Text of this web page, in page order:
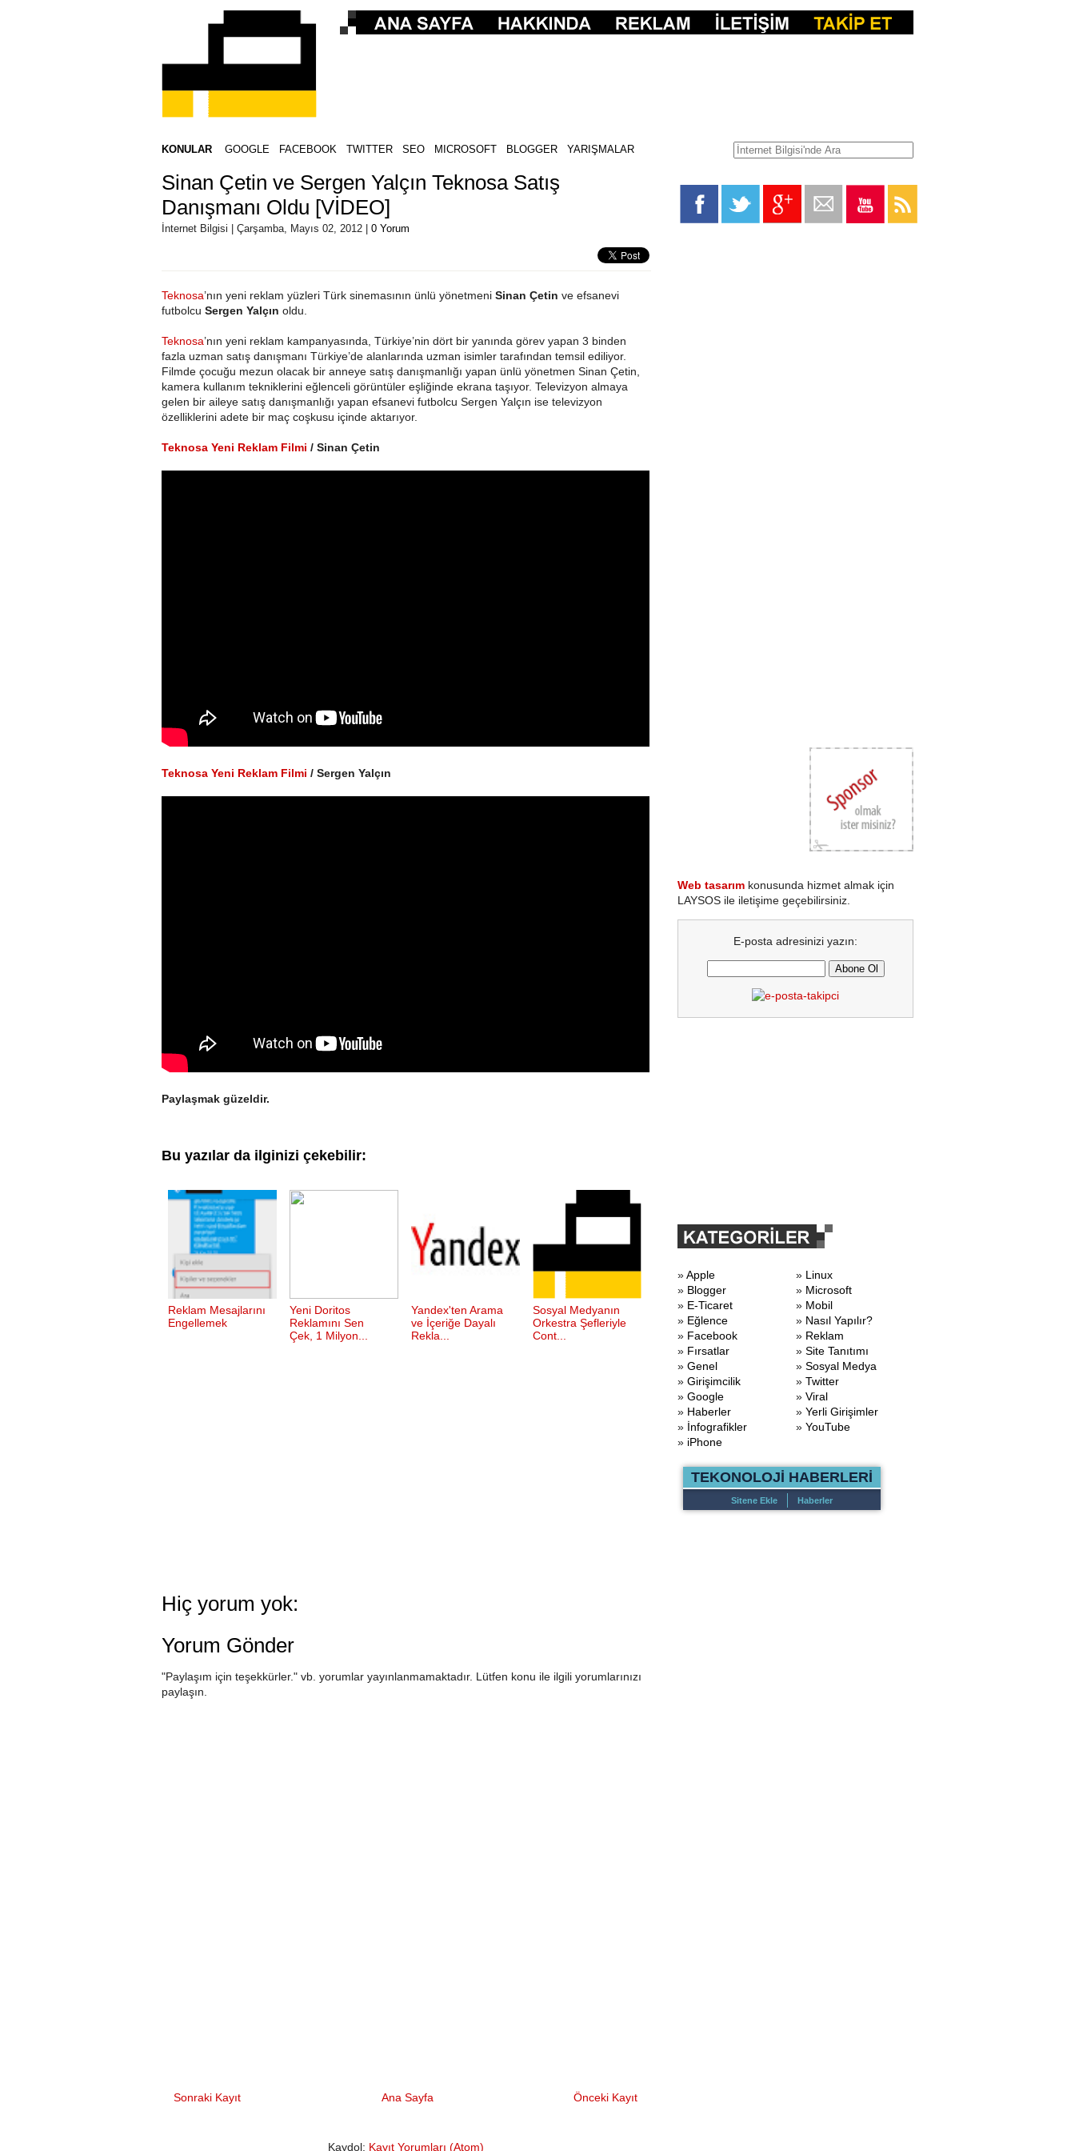
KONULAR GOOGLE FACEBOOK TWITTER SEO MICROSOFT BLOGGER YARIŞMALAR
Sinan Çetin ve Sergen Yalçın Teknosa Satış
Danışmanı Oldu [VİDEO]
İnternet Bilgisi | Çarşamba, Mayıs 02, 2012 | 0 Yorum
Teknosa’nın yeni reklam yüzleri Türk sinemasının ünlü yönetmeni Sinan Çetin ve efsanevi
futbolcu Sergen Yalçın oldu.
Teknosa’nın yeni reklam kampanyasında, Türkiye’nin dört bir yanında görev yapan 3 binden
fazla uzman satış danışmanı Türkiye’de alanlarında uzman isimler tarafından temsil ediliyor.
Filmde çocuğu mezun olacak bir anneye satış danışmanlığı yapan ünlü yönetmen Sinan Çetin,
kamera kullanım tekniklerini eğlenceli görüntüler eşliğinde ekrana taşıyor. Televizyon almaya
gelen bir aileye satış danışmanlığı yapan efsanevi futbolcu Sergen Yalçın ise televizyon
özelliklerini adete bir maç coşkusu içinde aktarıyor.
Teknosa Yeni Reklam Filmi / Sinan Çetin
Teknosa Yeni Reklam Filmi / Sergen Yalçın
Paylaşmak güzeldir.
Bu yazılar da ilginizi çekebilir:
Reklam Mesajlarını
Engellemek
Yeni Doritos
Reklamını Sen
Çek, 1 Milyon...
Yandex'ten Arama
ve İçeriğe Dayalı
Rekla...
Sosyal Medyanın
Orkestra Şefleriyle
Cont...
Hiç yorum yok:
Yorum Gönder
"Paylaşım için teşekkürler." vb. yorumlar yayınlanmamaktadır. Lütfen konu ile ilgili yorumlarınızı
paylaşın.
Sonraki Kayıt Önceki Kayıt
Ana Sayfa
Kaydol: Kayıt Yorumları (Atom)
Web tasarım konusunda hizmet almak için
LAYSOS ile iletişime geçebilirsiniz.
E-posta adresinizi yazın:
»Apple » Linux
» Blogger » Microsoft
» E-Ticaret » Mobil
» Eğlence » Nasıl Yapılır?
» Facebook » Reklam
» Fırsatlar » Site Tanıtımı
» Genel » Sosyal Medya
» Girişimcilik » Twitter
» Google » Viral
» Haberler » Yerli Girişimler
» İnfografikler » YouTube
» iPhone
TEKONOLOJİ HABERLERİ
Sitene Ekle Haberler